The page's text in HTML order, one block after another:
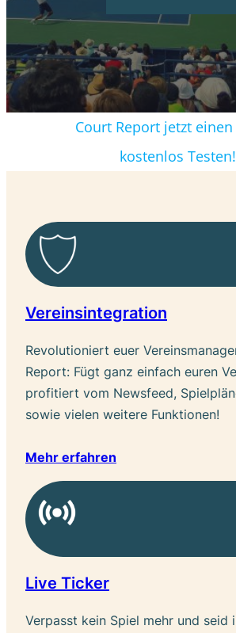
Court Report jetzt
kostenlos Testen!
Vereinsintegration
Revolutioniert euer
Report: Fügt ganz einfach euren
profitiert vom Newsfeed,
sowie vielen weitere Funktionen!
Mehr erfahren
Live Ticker
Verpasst kein Spiel mehr und seid